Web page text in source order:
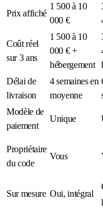
Prix affiché
1 500 à 10
000 €
Coût réel
sur 3 ans
1 500 à 10
000 € +
hébergement
Délai de
livraison
4 semaines en
moyenne
Modèle de
paiement
Unique
Propriétaire
du code
Vous
Sur mesure Oui, intégral